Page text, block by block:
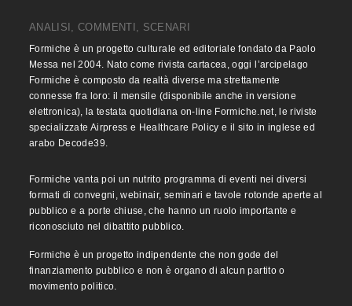
ANALISI, COMMENTI, SCENARI
Formiche è un progetto culturale ed editoriale fondato da Paolo
Messa nel 2004. Nato come rivista cartacea, oggi l’arcipelago
Formiche è composto da realtà diverse ma strettamente
connesse fra loro: il mensile (disponibile anche in versione
elettronica), la testata quotidiana on-line Formiche.net, le riviste
specializzate Airpress e Healthcare Policy e il sito in inglese ed
arabo Decode39.
Formiche vanta poi un nutrito programma di eventi nei diversi
formati di convegni, webinair, seminari e tavole rotonde aperte al
pubblico e a porte chiuse, che hanno un ruolo importante e
riconosciuto nel dibattito pubblico.
Formiche è un progetto indipendente che non gode del
finanziamento pubblico e non è organo di alcun partito o
movimento politico.